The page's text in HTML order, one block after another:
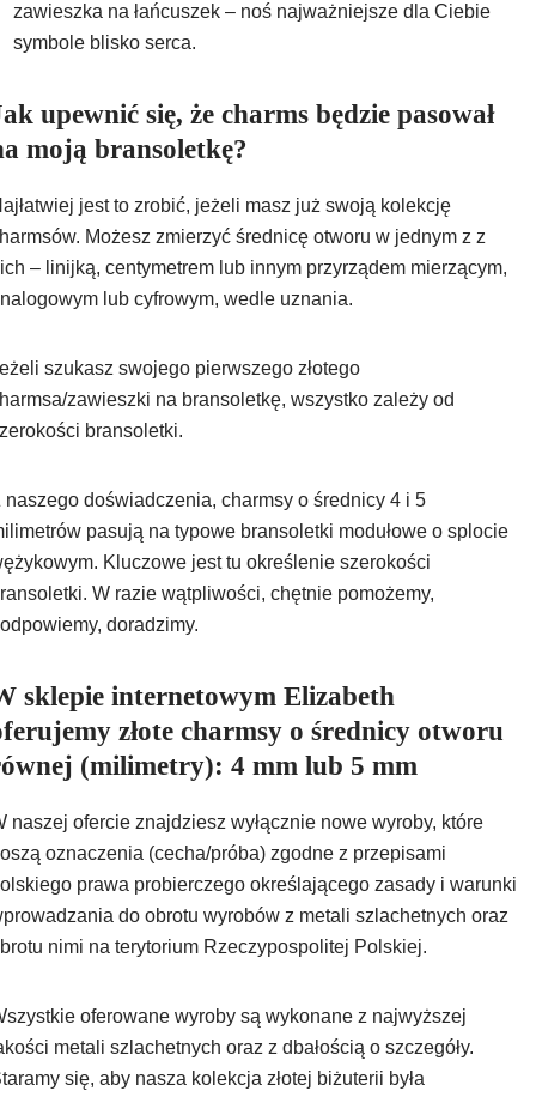
zawieszka na łańcuszek – noś najważniejsze dla Ciebie
symbole blisko serca.
upewnić się, że charms będzie pasował
moją bransoletkę?
jest to zrobić, jeżeli masz już swoją kolekcję
Możesz zmierzyć średnicę otworu w jednym z z
– linijką, centymetrem lub innym przyrządem mierzącym,
lub cyfrowym, wedle uznania.
szukasz swojego pierwszego złotego
zawieszki na bransoletkę, wszystko zależy od
bransoletki.
naszego doświadczenia, charmsy o średnicy 4 i 5
pasują na typowe bransoletki modułowe o splocie
Kluczowe jest tu określenie szerokości
W razie wątpliwości, chętnie pomożemy,
doradzimy.
sklepie internetowym Elizabeth
złote charmsy o średnicy otworu
(milimetry): 4 mm lub 5 mm
naszej ofercie znajdziesz wyłącznie nowe wyroby, które
oznaczenia (cecha/próba) zgodne z przepisami
prawa probierczego określającego zasady i warunki
do obrotu wyrobów z metali szlachetnych oraz
nimi na terytorium Rzeczypospolitej Polskiej.
oferowane wyroby są wykonane z najwyższej
metali szlachetnych oraz z dbałością o szczegóły.
się, aby nasza kolekcja złotej biżuterii była